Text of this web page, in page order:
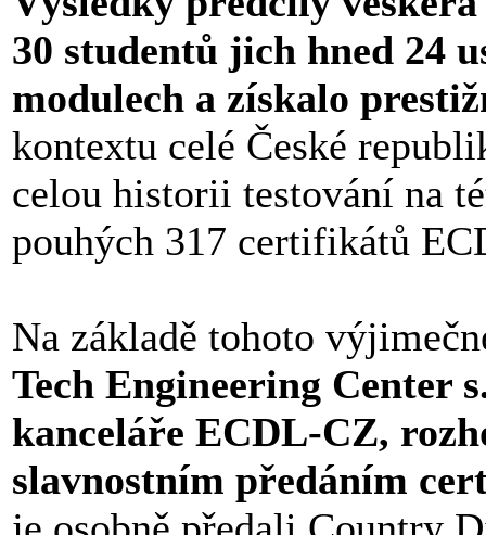
30 studentů jich hned 24
modulech a získalo
kontextu celé České
celou historii testování na
pouhých 317 certifikátů
Na základě tohoto
Tech Engineering Center
kanceláře ECDL-CZ,
slavnostním předáním